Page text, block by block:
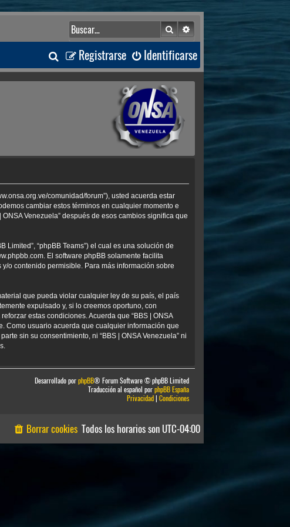
BuscarBúsqueda avanzada
Identificarse
Registrarse
B
u
a
r
comunidad/forum”), usted acuerda estar
cambiar estos términos en cualquier momento e
Venezuela” después de esos cambios significa que
Limited”, “phpBB Teams”) el cual es una solución de
. El software phpBB solamente facilita
o contenido permisible. Para más información sobre
que pueda violar cualquier ley de su país, el país
expulsado y, si lo creemos oportuno, con
estas condiciones. Acuerda que “BBS | ONSA
Como usuario acuerda que cualquier información que
sin su consentimiento, ni “BBS | ONSA Venezuela” ni
Desarrollado porphpBB® Forum Software © phpBB Limited
Traducción al español porphpBB España
Privacidad| Condiciones
Todos los horarios son UTC-04:00
Borrar cookies